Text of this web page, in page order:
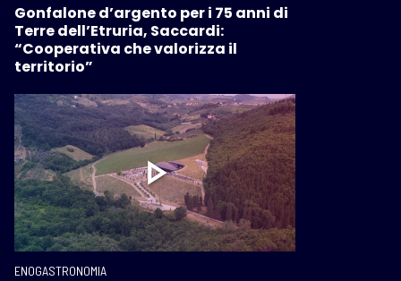
Gonfalone d’argento per i 75 anni di
Terre dell’Etruria, Saccardi:
“Cooperativa che valorizza il
territorio”
ENOGASTRONOMIA